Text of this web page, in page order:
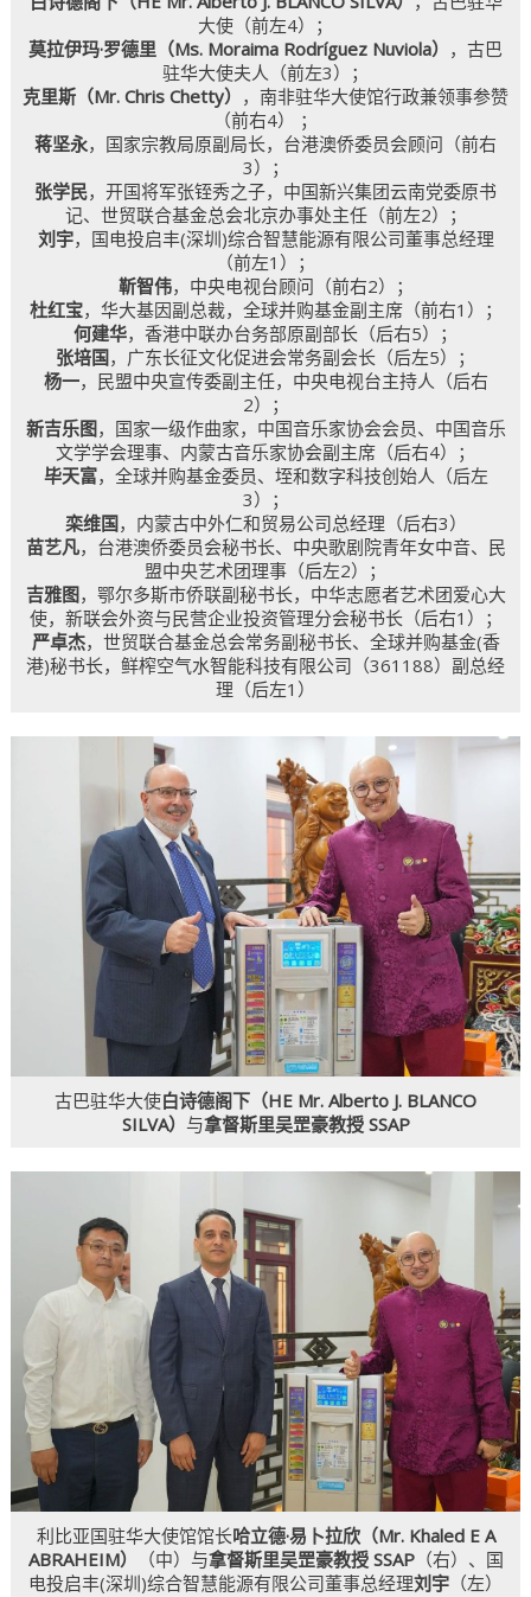
大使（前左4）；
莫拉伊玛·罗德里（Ms. Moraima Rodríguez Nuviola） ，古巴
驻华大使夫人（前左3）；
克里斯（Mr. Chris Chetty） ，南非驻华大使馆行政兼领事参赞
（前右4） ；
蒋坚永，国家宗教局原副局长，台港澳侨委员会顾问（前右
3）；
张学民，开国将军张铚秀之子，中国新兴集团云南党委原书
记、世贸联合基金总会北京办事处主任（前左2）；
刘宇，国电投启丰(深圳)综合智慧能源有限公司董事总经理
（前左1）；
靳智伟，中央电视台顾问（前右2）；
杜红宝，华大基因副总裁，全球并购基金副主席（前右1）；
何建华，香港中联办台务部原副部长（后右5）；
张培国，广东长征文化促进会常务副会长（后左5）；
杨一，民盟中央宣传委副主任，中央电视台主持人（后右
2）；
新吉乐图，国家一级作曲家，中国音乐家协会会员、中国音乐
文学学会理事、内蒙古音乐家协会副主席（后右4）；
毕天富，全球并购基金委员、垤和数字科技创始人（后左
3）；
栾维国，内蒙古中外仁和贸易公司总经理（后右3）
苗艺凡，台港澳侨委员会秘书长、中央歌剧院青年女中音、民
盟中央艺术团理事（后左2）；
吉雅图，鄂尔多斯市侨联副秘书长，中华志愿者艺术团爱心大
使，新联会外资与民营企业投资管理分会秘书长（后右1）；
严卓杰，世贸联合基金总会常务副秘书长、全球并购基金(香
港)秘书长，鲜榨空气水智能科技有限公司（361188）副总经
理（后左1）
古巴驻华大使白诗德阁下（HE Mr. Alberto J. BLANCO
SILVA） 与拿督斯里吴罡豪教授 SSAP
利比亚国驻华大使馆馆长哈立德·易卜拉欣（Mr. Khaled E A
ABRAHEIM）
（中）与拿督斯里吴罡豪教授 SSAP（右）、国
电投启丰(深圳)综合智慧能源有限公司董事总经理刘宇 （左）